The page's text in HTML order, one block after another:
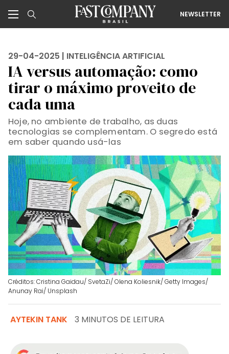
NEWSLETTER
29-04-2025 | INTELIGÊNCIA ARTIFICIAL
IA versus automação: como
tirar o máximo proveito de
cada uma
Hoje, no ambiente de trabalho, as duas
tecnologias se complementam. O segredo está
em saber quando usá-las
Créditos: Cristina Gaidau/ SvetaZi/ Olena Koliesnik/ Getty Images/
Anunay Rai/ Unsplash
AYTEKIN TANK 3 MINUTOS DE LEITURA